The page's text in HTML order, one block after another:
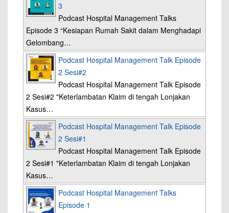
3
Podcast Hospital Management Talks
Episode 3 “Kesiapan Rumah Sakit dalam Menghadapi
Gelombang…
Podcast Hospital Management Talk Episode
2 Sesi#2
Podcast Hospital Management Talk Episode
2 Sesi#2 "Keterlambatan Klaim di tengah Lonjakan
Kasus…
Podcast Hospital Management Talk Episode
2 Sesi#1
Podcast Hospital Management Talk Episode
2 Sesi#1 "Keterlambatan Klaim di tengah Lonjakan
Kasus…
Podcast Hospital Management Talks
Episode 1